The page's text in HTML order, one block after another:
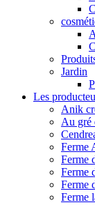
Jardin
Les
Anik
Au gré
Ferme
Ferme
Ferme
Ferme
Ferme